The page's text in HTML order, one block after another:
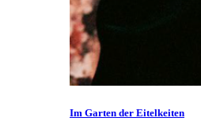
Im Garten der Eitelkeiten